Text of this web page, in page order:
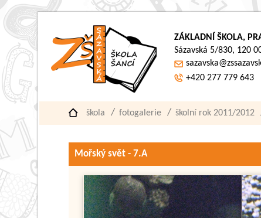
ZÁKLADNÍ ŠKOLA,
Sázavská 5/830, 120
+420 277 779 643
škola fotogalerie školní rok 2011/2012
Mořský svět - 7.A